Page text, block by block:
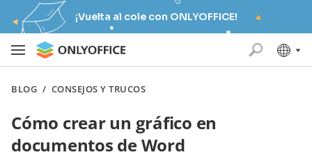
¡Vuelta al cole con ONLYOFFICE!
BLOG / CONSEJOS Y TRUCOS
Cómo crear un gráfico en
documentos de Word